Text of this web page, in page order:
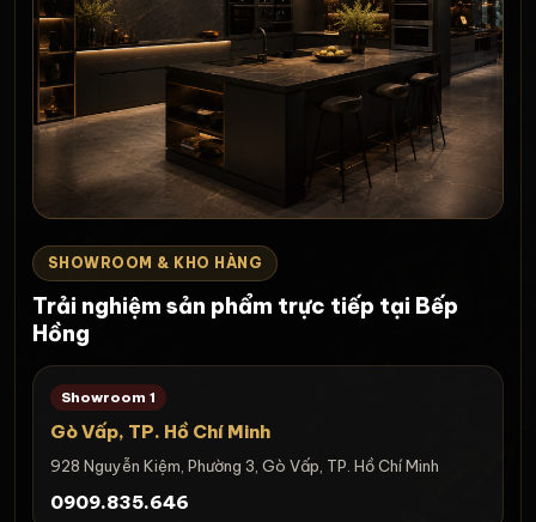
SHOWROOM & KHO HÀNG
Trải nghiệm sản phẩm trực tiếp tại Bếp
Hồng
Showroom 1
Gò Vấp, TP. Hồ Chí Minh
928 Nguyễn Kiệm, Phường 3, Gò Vấp, TP. Hồ Chí Minh
0909.835.646